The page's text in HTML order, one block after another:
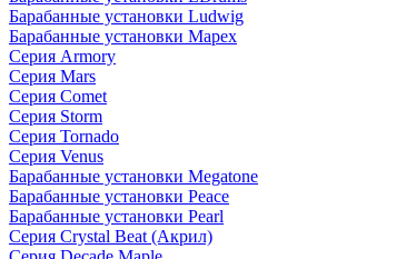
Барабанные установки Ludwig
Барабанные установки Mapex
Серия Armory
Серия Mars
Серия Comet
Серия Storm
Серия Tornado
Серия Venus
Барабанные установки Megatone
Барабанные установки Peace
Барабанные установки Pearl
Серия Crystal Beat (Акрил)